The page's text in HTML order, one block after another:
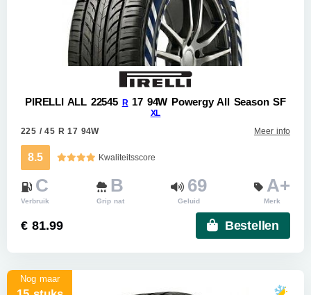
PIRELLI ALL 22545 R 17 94W Powergy All Season SF
XL
225 / 45 R 17 94W
Meer info
8.5 Kwaliteitsscore
C
Verbruik
B
Grip nat
69
Geluid
A+
Merk
€ 81.99 Bestellen
Nog maar